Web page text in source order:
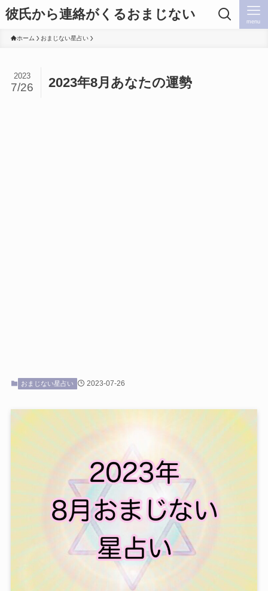
彼氏から連絡がくるおまじない menu
ホーム おまじない星占い
2023年8月あなたの運勢
2023
7/26
おまじない星占い 2023-07-26